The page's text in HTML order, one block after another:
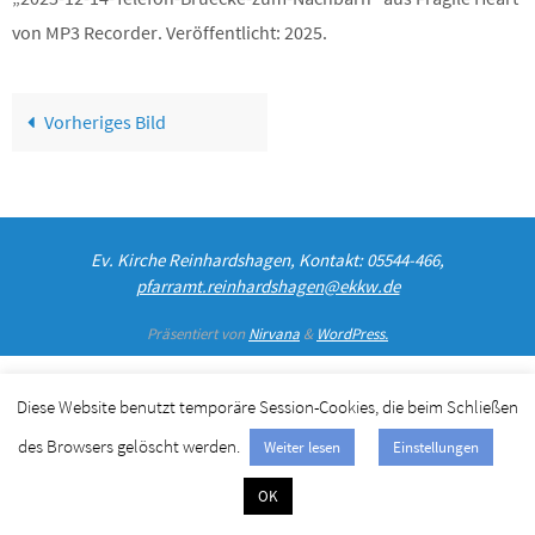
von MP3 Recorder. Veröffentlicht: 2025.
Vorheriges Bild
Ev. Kirche Reinhardshagen, Kontakt: 05544-466,
pfarramt.reinhardshagen@ekkw.de
Präsentiert vonNirvana & WordPress.
Diese Website benutzt temporäre Session-Cookies, die beim Schließen
des Browsers gelöscht werden.
Weiter lesen Einstellungen
OK